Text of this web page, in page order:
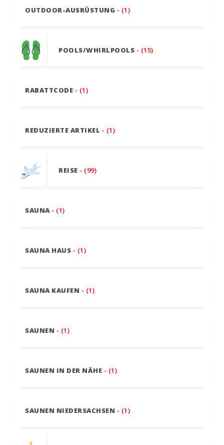
OUTDOOR-AUSRÜSTUNG - (1)
POOLS/WHIRLPOOLS - (15)
RABATTCODE - (1)
REDUZIERTE ARTIKEL - (1)
REISE - (99)
SAUNA - (1)
SAUNA HAUS - (1)
SAUNA KAUFEN - (1)
SAUNEN - (1)
SAUNEN IN DER NÄHE - (1)
SAUNEN NIEDERSACHSEN - (1)